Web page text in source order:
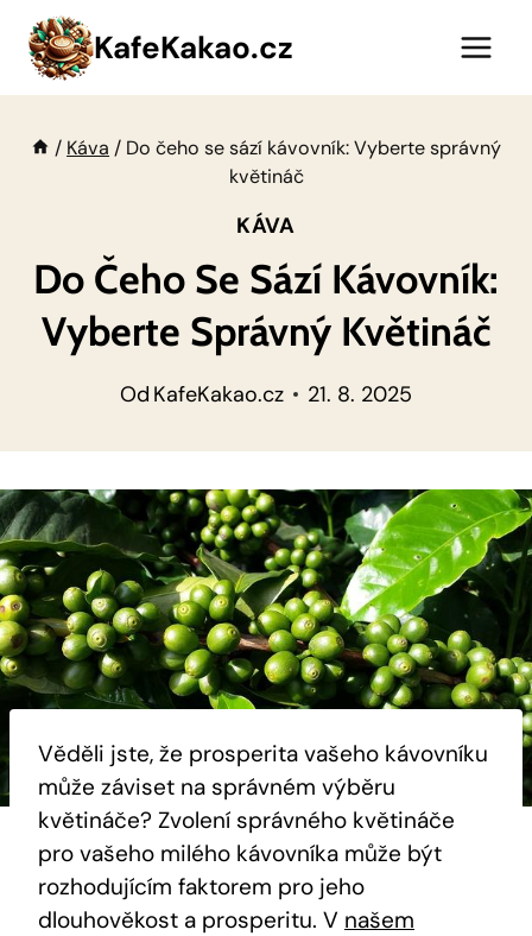
Přeskočit
obsah
KafeKakao.cz
/ Káva / Do čeho se sází kávovník: Vyberte správný
květináč
KÁVA
Do Čeho Se Sází Kávovník:
Vyberte Správný Květináč
Od KafeKakao.cz 21. 8. 2025
Věděli jste, že prosperita vašeho kávovníku
může záviset na správném výběru
květináče? Zvolení správného květináče
pro vašeho milého kávovníka může být
rozhodujícím faktorem pro jeho
dlouhověkost a prosperitu. V našem